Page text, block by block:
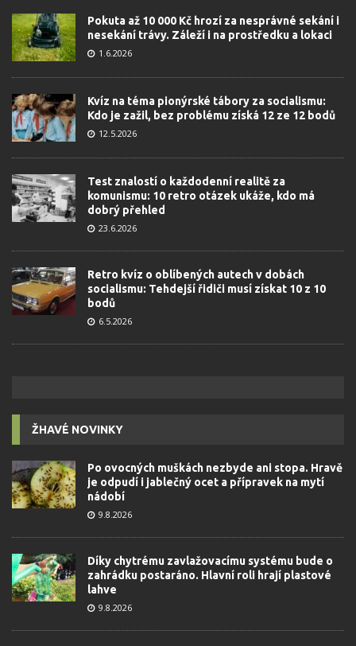
Pokuta až 10 000 Kč hrozí za nesprávné sekání i
nesekání trávy. Záleží i na prostředku a lokaci
1.6.2026
Kvíz na téma pionýrské tábory za socialismu:
Kdo je zažil, bez problému získá 12 ze 12 bodů
12.5.2026
Test znalostí o každodenní realitě za
komunismu: 10 retro otázek ukáže, kdo má
dobrý přehled
23.6.2026
Retro kvíz o oblíbených autech v dobách
socialismu: Tehdejší řidiči musí získat 10 z 10
bodů
6.5.2026
ŽHAVÉ NOVINKY
Po ovocných muškách nezbyde ani stopa. Hravě
je odpudí i jablečný ocet a přípravek na mytí
nádobí
9.8.2026
Díky chytrému zavlažovacímu systému bude o
zahrádku postaráno. Hlavní roli hrají plastové
lahve
9.8.2026